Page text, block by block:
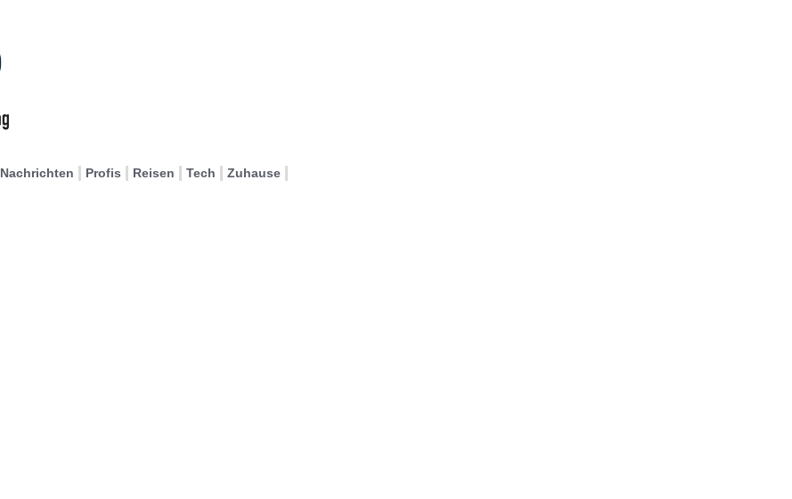
Nachrichten Profis Reisen Tech Zuhause